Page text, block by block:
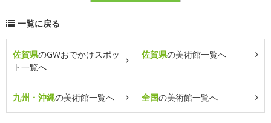
一覧に戻る
佐賀県のGWおでかけスポッ
ト一覧へ
佐賀県の美術館一覧へ
九州・沖縄の美術館一覧へ 全国の美術館一覧へ